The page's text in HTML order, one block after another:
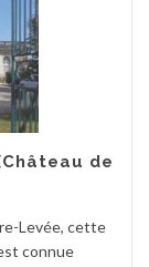
de
Levée, cette
connue